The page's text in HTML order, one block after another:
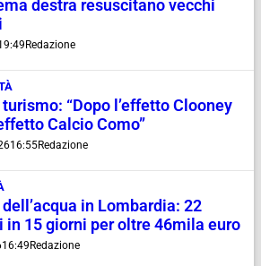
destra resuscitano vecchi
Redazione
turismo: “Dopo l’effetto Clooney
Calcio Como”
16:55Redazione
in Lombardia: 22
in 15 giorni per oltre 46mila euro
16:49 Redazione